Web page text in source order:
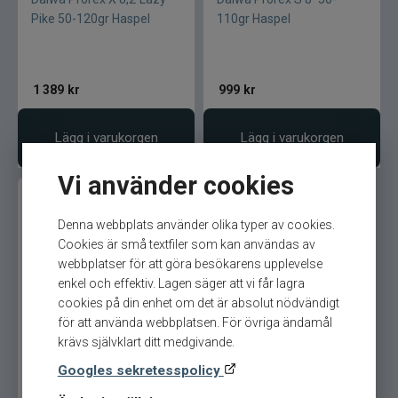
Vi använder cookies
Denna webbplats använder olika typer av cookies.
Cookies är små textfiler som kan användas av
webbplatser för att göra besökarens upplevelse
enkel och effektiv. Lagen säger att vi får lagra
cookies på din enhet om det är absolut nödvändigt
för att använda webbplatsen. För övriga ändamål
krävs självklart ditt medgivande.
Googles sekretesspolicy
Pike 50-120gr Haspel
1 389 kr
Lägg i varukorgen
110gr Haspel
999 kr
Lägg i varukorgen
Daiwa Prorex S 8´ 20-70gr
Haspel